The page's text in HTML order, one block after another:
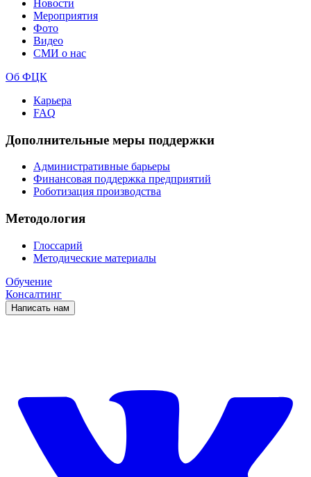
Новости
Мероприятия
Фото
Видео
СМИ о нас
Об ФЦК
Карьера
FAQ
Дополнительные меры поддержки
Административные барьеры
Финансовая поддержка предприятий
Роботизация производства
Методология
Глоссарий
Методические материалы
Обучение
Консалтинг
Написать нам